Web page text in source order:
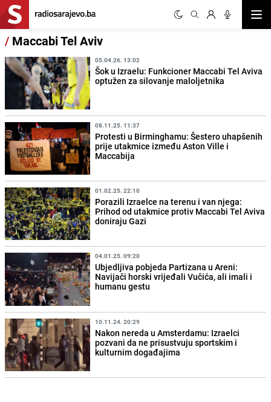
/ Maccabi Tel Aviv
05.04.26. 13:02
Šok u Izraelu: Funkcioner Maccabi Tel Aviva
optužen za silovanje maloljetnika
08.11.25. 11:37
Protesti u Birminghamu: Šestero uhapšenih
prije utakmice između Aston Ville i
Maccabija
01.02.25. 22:10
Porazili Izraelce na terenu i van njega:
Prihod od utakmice protiv Maccabi Tel Aviva
doniraju Gazi
04.01.25. 09:20
Ubjedljiva pobjeda Partizana u Areni:
Navijači horski vrijeđali Vučića, ali imali i
humanu gestu
10.11.24. 20:29
Nakon nereda u Amsterdamu: Izraelci
pozvani da ne prisustvuju sportskim i
kulturnim događajima